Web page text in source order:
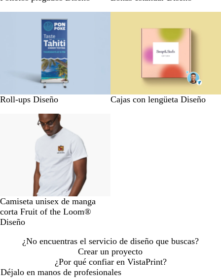
Roll-ups Diseño Cajas con lengüeta Diseño
Camiseta unisex de manga
corta Fruit of the Loom®
Diseño
¿No encuentras el servicio de diseño que buscas?
Crear un proyecto
¿Por qué confiar en VistaPrint?
Déjalo en manos de profesionales